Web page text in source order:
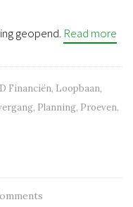
geopend. Read more
Financiën, Loopbaan,
, Planning, Proeven,